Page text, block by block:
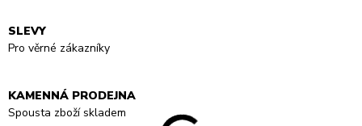
SLEVY
Pro věrné zákazníky
KAMENNÁ PRODEJNA
Spousta zboží skladem